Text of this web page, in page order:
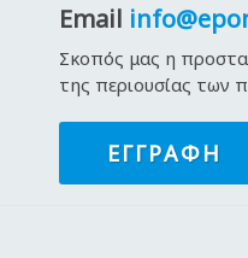
Email
Σκοπός μας η
της περιουσίας των
ΕΓΓΡΑΦΉ